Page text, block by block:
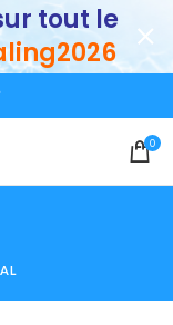
0
tout le